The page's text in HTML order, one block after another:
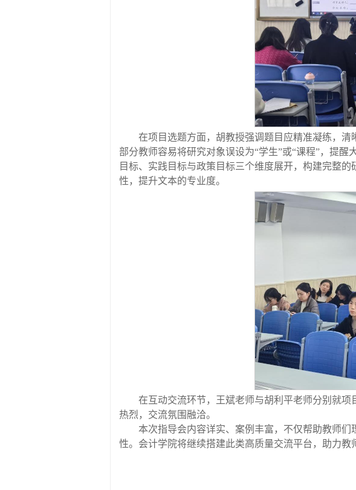
在项目选题方面，胡教授强调题目应精准凝练，
部分教师容易将研究对象误设为“学生”或“课程”，提
目标、实践目标与政策目标三个维度展开，构建完整
性，提升文本的专业度。
在互动交流环节，王斌老师与胡利平老师分别就
热烈，交流氛围融洽。
本次指导会内容详实、案例丰富，不仅帮助教师
性。会计学院将继续搭建此类高质量交流平台，助力教